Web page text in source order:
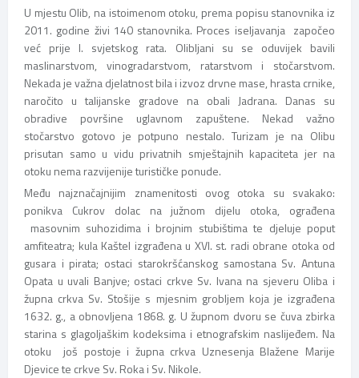
U mjestu Olib, na istoimenom otoku, prema popisu stanovnika iz
2011. godine živi 140 stanovnika. Proces iseljavanja započeo
već prije I. svjetskog rata. Olibljani su se oduvijek bavili
maslinarstvom, vinogradarstvom, ratarstvom i stočarstvom.
Nekada je važna djelatnost bila i izvoz drvne mase, hrasta crnike,
naročito u talijanske gradove na obali Jadrana. Danas su
obradive površine uglavnom zapuštene. Nekad važno
stočarstvo gotovo je potpuno nestalo. Turizam je na Olibu
prisutan samo u vidu privatnih smještajnih kapaciteta jer na
otoku nema razvijenije turističke ponude.
Među najznačajnijim znamenitosti ovog otoka su svakako:
ponikva Cukrov dolac na južnom dijelu otoka, ograđena
masovnim suhozidima i brojnim stubištima te djeluje poput
amfiteatra; kula Kaštel izgrađena u XVI. st. radi obrane otoka od
gusara i pirata; ostaci starokršćanskog samostana Sv. Antuna
Opata u uvali Banjve; ostaci crkve Sv. Ivana na sjeveru Oliba i
župna crkva Sv. Stošije s mjesnim grobljem koja je izgrađena
1632. g., a obnovljena 1868. g. U župnom dvoru se čuva zbirka
starina s glagoljaškim kodeksima i etnografskim naslijeđem. Na
otoku još postoje i župna crkva Uznesenja Blažene Marije
Djevice te crkve Sv. Roka i Sv. Nikole.